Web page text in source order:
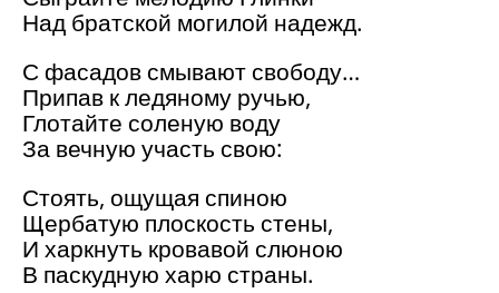
Над братской могилой надежд.
С фасадов смывают свободу…
Припав к ледяному ручью,
Глотайте соленую воду
За вечную участь свою:
Стоять, ощущая спиною
Щербатую плоскость стены,
И харкнуть кровавой слюною
В паскудную харю страны.